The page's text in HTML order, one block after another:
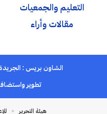
التعليم والجمعيات
مقالات وأراء
الشاون بريس :
تطوير
هيئة التحرير